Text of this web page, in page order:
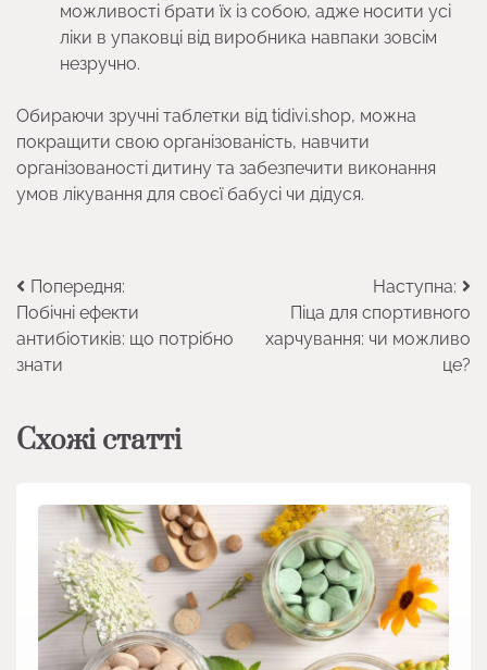
можливості брати їх із собою, адже носити усі
ліки в упаковці від виробника навпаки зовсім
незручно.
Обираючи зручні таблетки від tidivi.shop, можна
покращити свою організованість, навчити
організованості дитину та забезпечити виконання
умов лікування для своєї бабусі чи дідуся.
Навігація
записів
Попередня:
Побічні ефекти
антибіотиків: що потрібно
знати
Наступна:
Піца для спортивного
харчування: чи можливо
це?
Схожі статті